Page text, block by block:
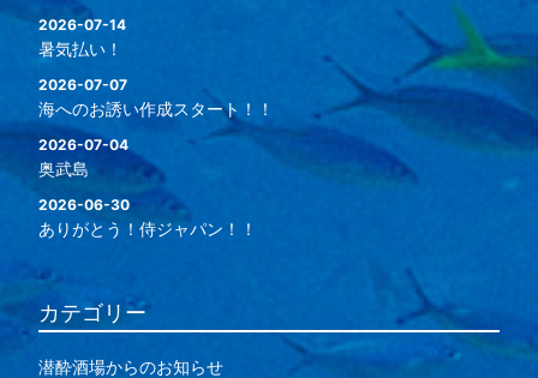
2026-07-14
暑気払い！
2026-07-07
海へのお誘い作成スタート！！
2026-07-04
奥武島
2026-06-30
ありがとう！侍ジャパン！！
カテゴリー
潜酔酒場からのお知らせ